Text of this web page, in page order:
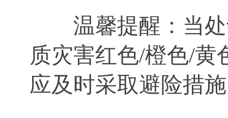
温馨提醒：当
质灾害红色/橙色/黄
应及时采取避险措